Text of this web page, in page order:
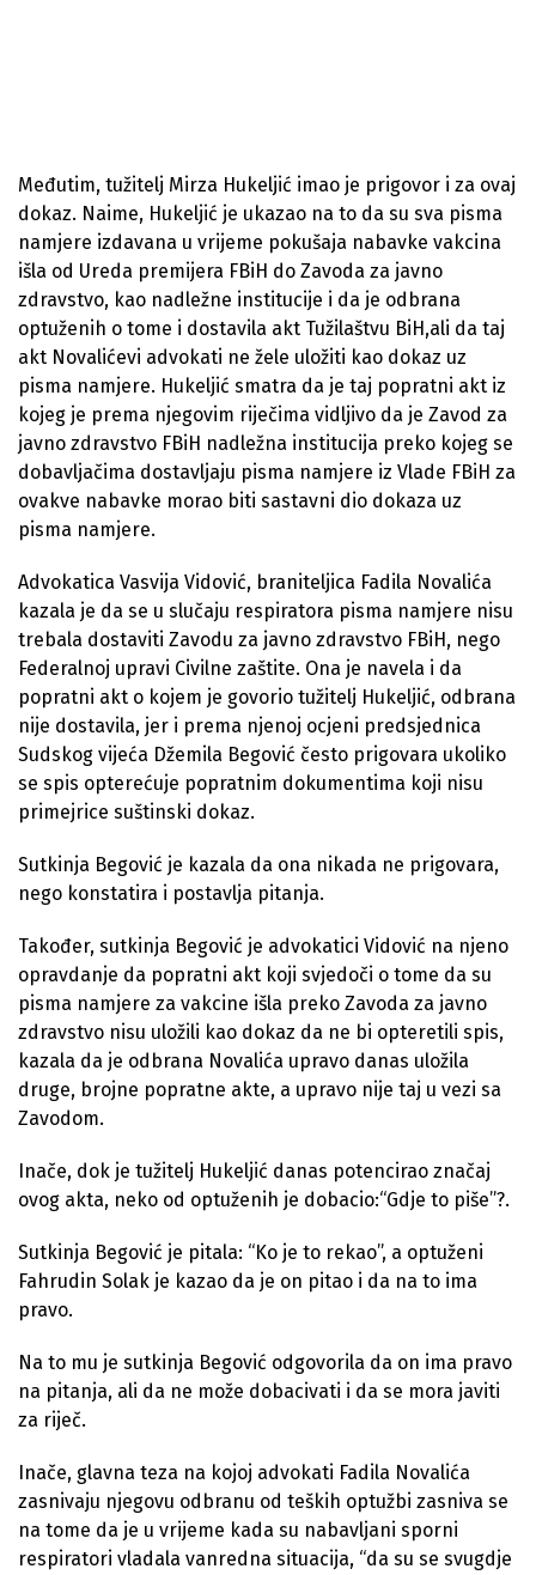
Međutim, tužitelj Mirza Hukeljić imao je prigovor i za ovaj
dokaz. Naime, Hukeljić je ukazao na to da su sva pisma
namjere izdavana u vrijeme pokušaja nabavke vakcina
išla od Ureda premijera FBiH do Zavoda za javno
zdravstvo, kao nadležne institucije i da je odbrana
optuženih o tome i dostavila akt Tužilaštvu BiH,ali da taj
akt Novalićevi advokati ne žele uložiti kao dokaz uz
pisma namjere. Hukeljić smatra da je taj popratni akt iz
kojeg je prema njegovim riječima vidljivo da je Zavod za
javno zdravstvo FBiH nadležna institucija preko kojeg se
dobavljačima dostavljaju pisma namjere iz Vlade FBiH za
ovakve nabavke morao biti sastavni dio dokaza uz
pisma namjere.
Advokatica Vasvija Vidović, braniteljica Fadila Novalića
kazala je da se u slučaju respiratora pisma namjere nisu
trebala dostaviti Zavodu za javno zdravstvo FBiH, nego
Federalnoj upravi Civilne zaštite. Ona je navela i da
popratni akt o kojem je govorio tužitelj Hukeljić, odbrana
nije dostavila, jer i prema njenoj ocjeni predsjednica
Sudskog vijeća Džemila Begović često prigovara ukoliko
se spis opterećuje popratnim dokumentima koji nisu
primejrice suštinski dokaz.
Sutkinja Begović je kazala da ona nikada ne prigovara,
nego konstatira i postavlja pitanja.
Također, sutkinja Begović je advokatici Vidović na njeno
opravdanje da popratni akt koji svjedoči o tome da su
pisma namjere za vakcine išla preko Zavoda za javno
zdravstvo nisu uložili kao dokaz da ne bi opteretili spis,
kazala da je odbrana Novalića upravo danas uložila
druge, brojne popratne akte, a upravo nije taj u vezi sa
Zavodom.
Inače, dok je tužitelj Hukeljić danas potencirao značaj
ovog akta, neko od optuženih je dobacio:“Gdje to piše”?.
Sutkinja Begović je pitala: “Ko je to rekao”, a optuženi
Fahrudin Solak je kazao da je on pitao i da na to ima
pravo.
Na to mu je sutkinja Begović odgovorila da on ima pravo
na pitanja, ali da ne može dobacivati i da se mora javiti
za riječ.
Inače, glavna teza na kojoj advokati Fadila Novalića
zasnivaju njegovu odbranu od teških optužbi zasniva se
na tome da je u vrijeme kada su nabavljani sporni
respiratori vladala vanredna situacija, “da su se svugdje